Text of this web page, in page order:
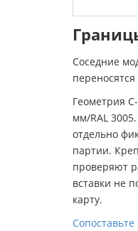
Соседние
Геометрия
мм/RAL
отдельно
партии.
проверяют
вставки не
карту.